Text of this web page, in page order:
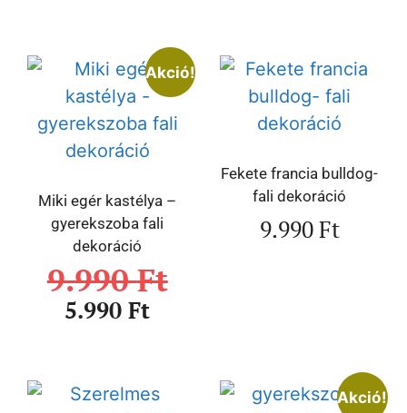
Akció!
Miki egér kastélya –
gyerekszoba fali
dekoráció
9.990Ft
5.990Ft
Fekete francia bulldog-
fali dekoráció
9.990Ft
Akció!